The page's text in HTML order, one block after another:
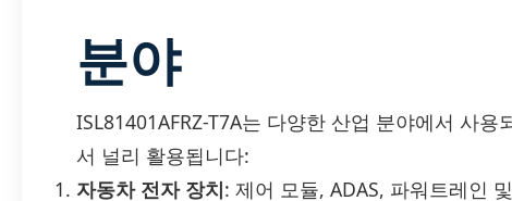
분야
ISL81401AFRZ-T7A는 다양한 산업 분야에서 사
서 널리 활용됩니다:
자동차 전자 장치: 제어 모듈, ADAS, 파워트레인